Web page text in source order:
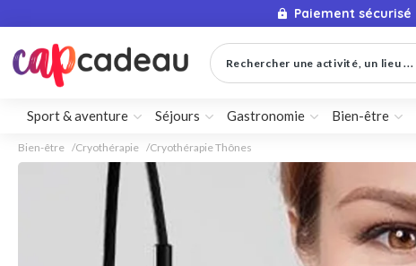
Paiement sécurisé
Rechercher une activité, un lieu ...
Sport & aventure Séjours Gastronomie Bien-être
Bien-être Cryothérapie Cryothérapie Thônes